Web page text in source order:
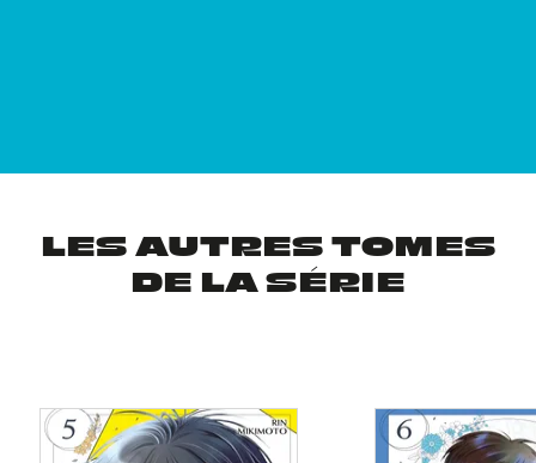
LES AUTRES TOMES
DE LA SÉRIE